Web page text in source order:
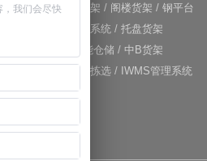
+重力式货架 / 阁楼货架 / 钢平台
仓库输送系统 / 托盘货架
RFID智能仓储 / 中B货架
电子标签拣选 / IWMS管理系统